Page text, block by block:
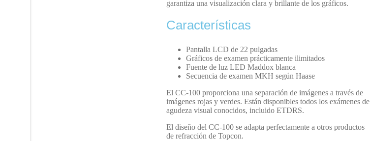
garantiza una visualización clara y brillante de los gráficos.
Características
Pantalla LCD de 22 pulgadas
Gráficos de examen prácticamente ilimitados
Fuente de luz LED Maddox blanca
Secuencia de examen MKH según Haase
El CC-100 proporciona una separación de imágenes a través de
imágenes rojas y verdes. Están disponibles todos los exámenes de
agudeza visual conocidos, incluido ETDRS.
El diseño del CC-100 se adapta perfectamente a otros productos
de refracción de Topcon.